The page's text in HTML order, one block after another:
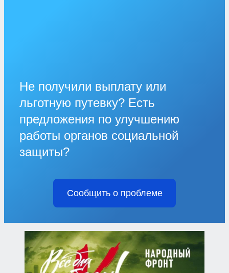
Не получили выплату или
льготную путевку? Есть
предложения по улучшению
работы органов социальной
защиты?
Сообщить о проблеме